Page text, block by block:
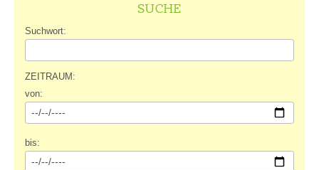
SUCHE
Suchwort:
ZEITRAUM:
von:
bis: